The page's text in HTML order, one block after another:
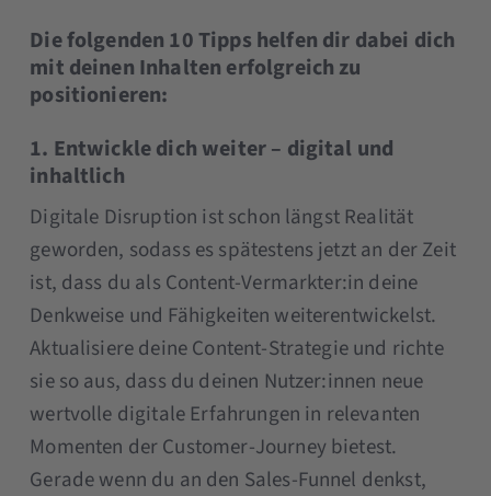
Die folgenden 10 Tipps helfen dir dabei dich
mit deinen Inhalten erfolgreich zu
positionieren:
1. Entwickle dich weiter – digital und
inhaltlich
Digitale Disruption ist schon längst Realität
geworden, sodass es spätestens jetzt an der Zeit
ist, dass du als Content-Vermarkter:in deine
Denkweise und Fähigkeiten weiterentwickelst.
Aktualisiere deine Content-Strategie und richte
sie so aus, dass du deinen Nutzer:innen neue
wertvolle digitale Erfahrungen in relevanten
Momenten der Customer-Journey bietest.
Gerade wenn du an den Sales-Funnel denkst,